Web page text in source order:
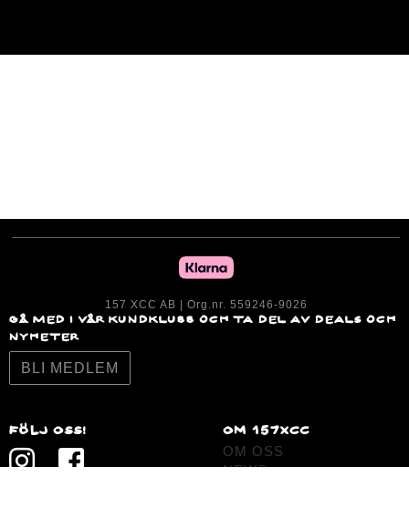
157 XCC AB | Org.nr. 559246-9026
GÅ MED I VÅR KUNDKLUBB OCH TA DEL AV DEALS OCH
NYHETER
BLI MEDLEM
Följ oss!
om 157XCc
OM OSS
NEWS